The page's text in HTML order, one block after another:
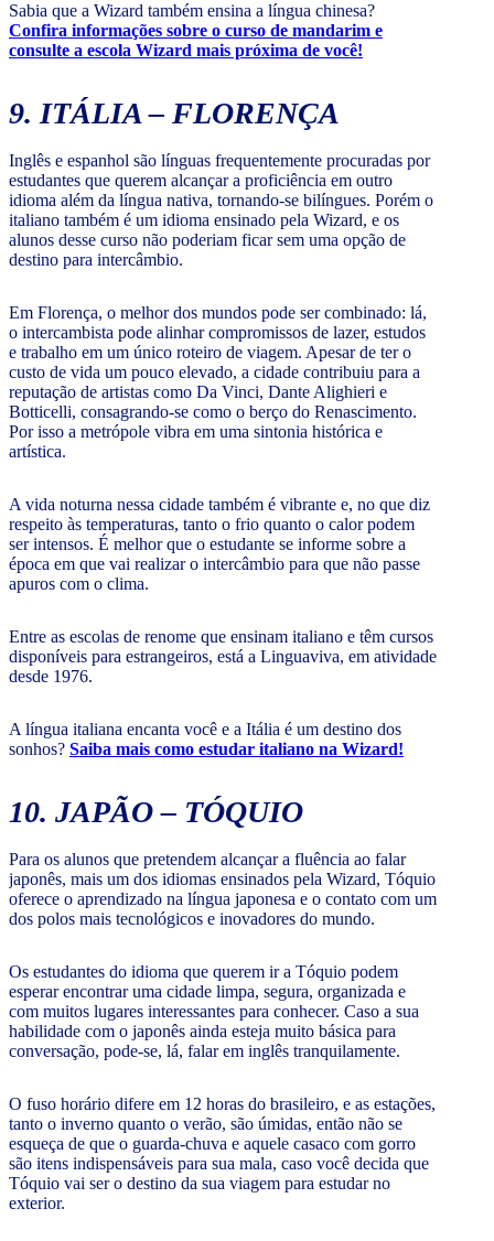
Sabia que a Wizard também ensina a língua chinesa?
Confira informações sobre o curso de mandarim e
consulte a escola Wizard mais próxima de você!
9. ITÁLIA – FLORENÇA
Inglês e espanhol são línguas frequentemente procuradas por
estudantes que querem alcançar a proficiência em outro
idioma além da língua nativa, tornando-se bilíngues. Porém o
italiano também é um idioma ensinado pela Wizard, e os
alunos desse curso não poderiam ficar sem uma opção de
destino para intercâmbio.
Em Florença, o melhor dos mundos pode ser combinado: lá,
o intercambista pode alinhar compromissos de lazer, estudos
e trabalho em um único roteiro de viagem. Apesar de ter o
custo de vida um pouco elevado, a cidade contribuiu para a
reputação de artistas como Da Vinci, Dante Alighieri e
Botticelli, consagrando-se como o berço do Renascimento.
Por isso a metrópole vibra em uma sintonia histórica e
artística.
A vida noturna nessa cidade também é vibrante e, no que diz
respeito às temperaturas, tanto o frio quanto o calor podem
ser intensos. É melhor que o estudante se informe sobre a
época em que vai realizar o intercâmbio para que não passe
apuros com o clima.
Entre as escolas de renome que ensinam italiano e têm cursos
disponíveis para estrangeiros, está a Linguaviva, em atividade
desde 1976.
A língua italiana encanta você e a Itália é um destino dos
sonhos? Saiba mais como estudar italiano na Wizard!
10. JAPÃO – TÓQUIO
Para os alunos que pretendem alcançar a fluência ao falar
japonês, mais um dos idiomas ensinados pela Wizard, Tóquio
oferece o aprendizado na língua japonesa e o contato com um
dos polos mais tecnológicos e inovadores do mundo.
Os estudantes do idioma que querem ir a Tóquio podem
esperar encontrar uma cidade limpa, segura, organizada e
com muitos lugares interessantes para conhecer. Caso a sua
habilidade com o japonês ainda esteja muito básica para
conversação, pode-se, lá, falar em inglês tranquilamente.
O fuso horário difere em 12 horas do brasileiro, e as estações,
tanto o inverno quanto o verão, são úmidas, então não se
esqueça de que o guarda-chuva e aquele casaco com gorro
são itens indispensáveis para sua mala, caso você decida que
Tóquio vai ser o destino da sua viagem para estudar no
exterior.